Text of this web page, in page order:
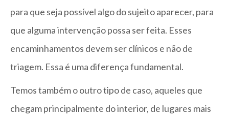
para que seja possível algo do sujeito aparecer, para
que alguma intervenção possa ser feita. Esses
encaminhamentos devem ser clínicos e não de
triagem. Essa é uma diferença fundamental.
Temos também o outro tipo de caso, aqueles que
chegam principalmente do interior, de lugares mais